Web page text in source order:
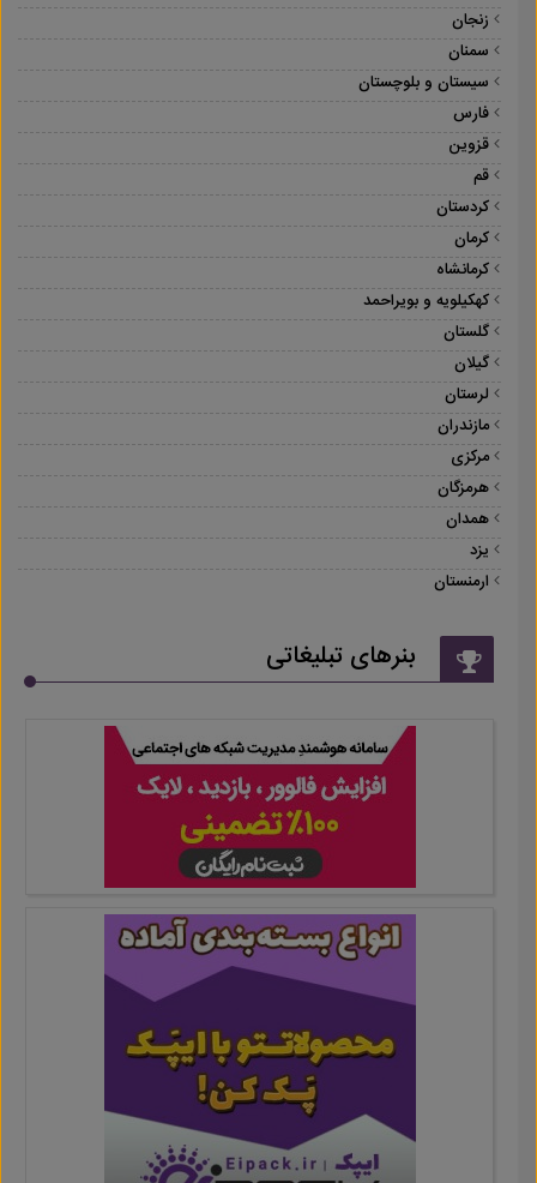
زنجان
سمنان
سیستان و بلوچستان
فارس
قزوین
قم
کردستان
کرمان
کرمانشاه
کهکیلویه و بویراحمد
گلستان
گیلان
لرستان
مازندران
مرکزی
هرمزگان
همدان
یزد
ارمنستان
بنرهای تبلیغاتی